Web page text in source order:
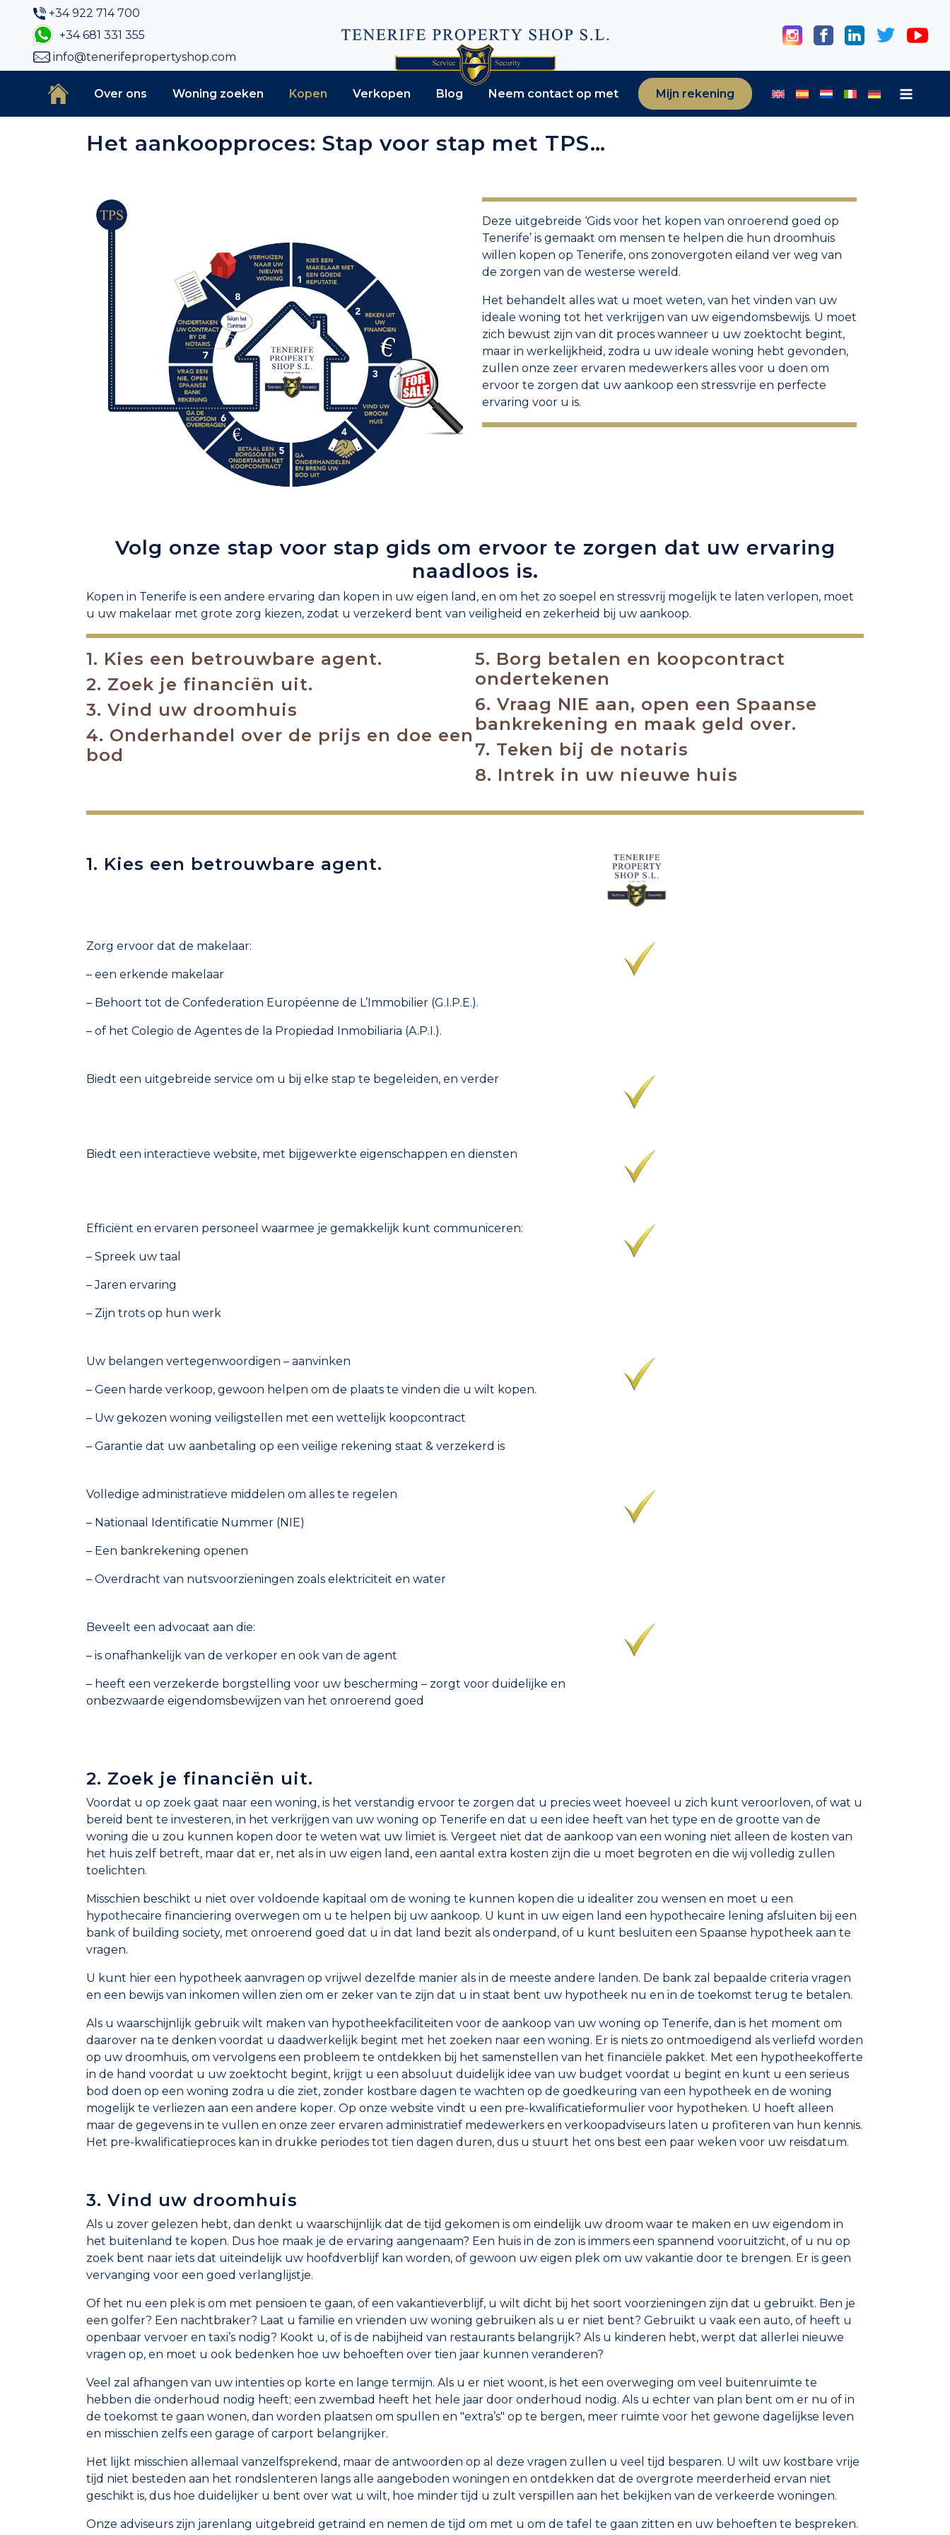
+34 922 714 700
+34 681 331 355
info@tenerifepropertyshop.com
Over ons Woning zoeken Kopen Verkopen Blog Neem contact op met Mijn rekening
Het aankoopproces: Stap voor stap met TPS…
Deze uitgebreide ‘Gids voor het kopen van onroerend goed op
Tenerife’ is gemaakt om mensen te helpen die hun droomhuis
willen kopen op Tenerife, ons zonovergoten eiland ver weg van
de zorgen van de westerse wereld.
Het behandelt alles wat u moet weten, van het vinden van uw
ideale woning tot het verkrijgen van uw eigendomsbewijs. U moet
zich bewust zijn van dit proces wanneer u uw zoektocht begint,
maar in werkelijkheid, zodra u uw ideale woning hebt gevonden,
zullen onze zeer ervaren medewerkers alles voor u doen om
ervoor te zorgen dat uw aankoop een stressvrije en perfecte
ervaring voor u is.
Volg onze stap voor stap gids om ervoor te zorgen dat uw ervaring
naadloos is.
Kopen in Tenerife is een andere ervaring dan kopen in uw eigen land, en om het zo soepel en stressvrij mogelijk te laten verlopen, moet
u uw makelaar met grote zorg kiezen, zodat u verzekerd bent van veiligheid en zekerheid bij uw aankoop.
1. Kies een betrouwbare agent.
2. Zoek je financiën uit.
3. Vind uw droomhuis
4. Onderhandel over de prijs en doe een
bod
5. Borg betalen en koopcontract
ondertekenen
6. Vraag NIE aan, open een Spaanse
bankrekening en maak geld over.
7. Teken bij de notaris
8. Intrek in uw nieuwe huis
1. Kies een betrouwbare agent.
Zorg ervoor dat de makelaar:
– een erkende makelaar
– Behoort tot de Confederation Européenne de L’Immobilier (G.I.P.E.).
– of het Colegio de Agentes de la Propiedad Inmobiliaria (A.P.I.).
Biedt een uitgebreide service om u bij elke stap te begeleiden, en verder
Biedt een interactieve website, met bijgewerkte eigenschappen en diensten
Efficiënt en ervaren personeel waarmee je gemakkelijk kunt communiceren:
– Spreek uw taal
– Jaren ervaring
– Zijn trots op hun werk
Uw belangen vertegenwoordigen – aanvinken
– Geen harde verkoop, gewoon helpen om de plaats te vinden die u wilt kopen.
– Uw gekozen woning veiligstellen met een wettelijk koopcontract
– Garantie dat uw aanbetaling op een veilige rekening staat & verzekerd is
Volledige administratieve middelen om alles te regelen
– Nationaal Identificatie Nummer (NIE)
– Een bankrekening openen
– Overdracht van nutsvoorzieningen zoals elektriciteit en water
Beveelt een advocaat aan die:
– is onafhankelijk van de verkoper en ook van de agent
– heeft een verzekerde borgstelling voor uw bescherming – zorgt voor duidelijke en
onbezwaarde eigendomsbewijzen van het onroerend goed
2. Zoek je financiën uit.
Voordat u op zoek gaat naar een woning, is het verstandig ervoor te zorgen dat u precies weet hoeveel u zich kunt veroorloven, of wat u
bereid bent te investeren, in het verkrijgen van uw woning op Tenerife en dat u een idee heeft van het type en de grootte van de
woning die u zou kunnen kopen door te weten wat uw limiet is. Vergeet niet dat de aankoop van een woning niet alleen de kosten van
het huis zelf betreft, maar dat er, net als in uw eigen land, een aantal extra kosten zijn die u moet begroten en die wij volledig zullen
toelichten.
Misschien beschikt u niet over voldoende kapitaal om de woning te kunnen kopen die u idealiter zou wensen en moet u een
hypothecaire financiering overwegen om u te helpen bij uw aankoop. U kunt in uw eigen land een hypothecaire lening afsluiten bij een
bank of building society, met onroerend goed dat u in dat land bezit als onderpand, of u kunt besluiten een Spaanse hypotheek aan te
vragen.
U kunt hier een hypotheek aanvragen op vrijwel dezelfde manier als in de meeste andere landen. De bank zal bepaalde criteria vragen
en een bewijs van inkomen willen zien om er zeker van te zijn dat u in staat bent uw hypotheek nu en in de toekomst terug te betalen.
Als u waarschijnlijk gebruik wilt maken van hypotheekfaciliteiten voor de aankoop van uw woning op Tenerife, dan is het moment om
daarover na te denken voordat u daadwerkelijk begint met het zoeken naar een woning. Er is niets zo ontmoedigend als verliefd worden
op uw droomhuis, om vervolgens een probleem te ontdekken bij het samenstellen van het financiële pakket. Met een hypotheekofferte
in de hand voordat u uw zoektocht begint, krijgt u een absoluut duidelijk idee van uw budget voordat u begint en kunt u een serieus
bod doen op een woning zodra u die ziet, zonder kostbare dagen te wachten op de goedkeuring van een hypotheek en de woning
mogelijk te verliezen aan een andere koper. Op onze website vindt u een pre-kwalificatieformulier voor hypotheken. U hoeft alleen
maar de gegevens in te vullen en onze zeer ervaren administratief medewerkers en verkoopadviseurs laten u profiteren van hun kennis.
Het pre-kwalificatieproces kan in drukke periodes tot tien dagen duren, dus u stuurt het ons best een paar weken voor uw reisdatum.
3. Vind uw droomhuis
Als u zover gelezen hebt, dan denkt u waarschijnlijk dat de tijd gekomen is om eindelijk uw droom waar te maken en uw eigendom in
het buitenland te kopen. Dus hoe maak je de ervaring aangenaam? Een huis in de zon is immers een spannend vooruitzicht, of u nu op
zoek bent naar iets dat uiteindelijk uw hoofdverblijf kan worden, of gewoon uw eigen plek om uw vakantie door te brengen. Er is geen
vervanging voor een goed verlanglijstje.
Of het nu een plek is om met pensioen te gaan, of een vakantieverblijf, u wilt dicht bij het soort voorzieningen zijn dat u gebruikt. Ben je
een golfer? Een nachtbraker? Laat u familie en vrienden uw woning gebruiken als u er niet bent? Gebruikt u vaak een auto, of heeft u
openbaar vervoer en taxi’s nodig? Kookt u, of is de nabijheid van restaurants belangrijk? Als u kinderen hebt, werpt dat allerlei nieuwe
vragen op, en moet u ook bedenken hoe uw behoeften over tien jaar kunnen veranderen?
Veel zal afhangen van uw intenties op korte en lange termijn. Als u er niet woont, is het een overweging om veel buitenruimte te
hebben die onderhoud nodig heeft; een zwembad heeft het hele jaar door onderhoud nodig. Als u echter van plan bent om er nu of in
de toekomst te gaan wonen, dan worden plaatsen om spullen en "extra’s" op te bergen, meer ruimte voor het gewone dagelijkse leven
en misschien zelfs een garage of carport belangrijker.
Het lijkt misschien allemaal vanzelfsprekend, maar de antwoorden op al deze vragen zullen u veel tijd besparen. U wilt uw kostbare vrije
tijd niet besteden aan het rondslenteren langs alle aangeboden woningen en ontdekken dat de overgrote meerderheid ervan niet
geschikt is, dus hoe duidelijker u bent over wat u wilt, hoe minder tijd u zult verspillen aan het bekijken van de verkeerde woningen.
Onze adviseurs zijn jarenlang uitgebreid getraind en nemen de tijd om met u om de tafel te gaan zitten en uw behoeften te bespreken.